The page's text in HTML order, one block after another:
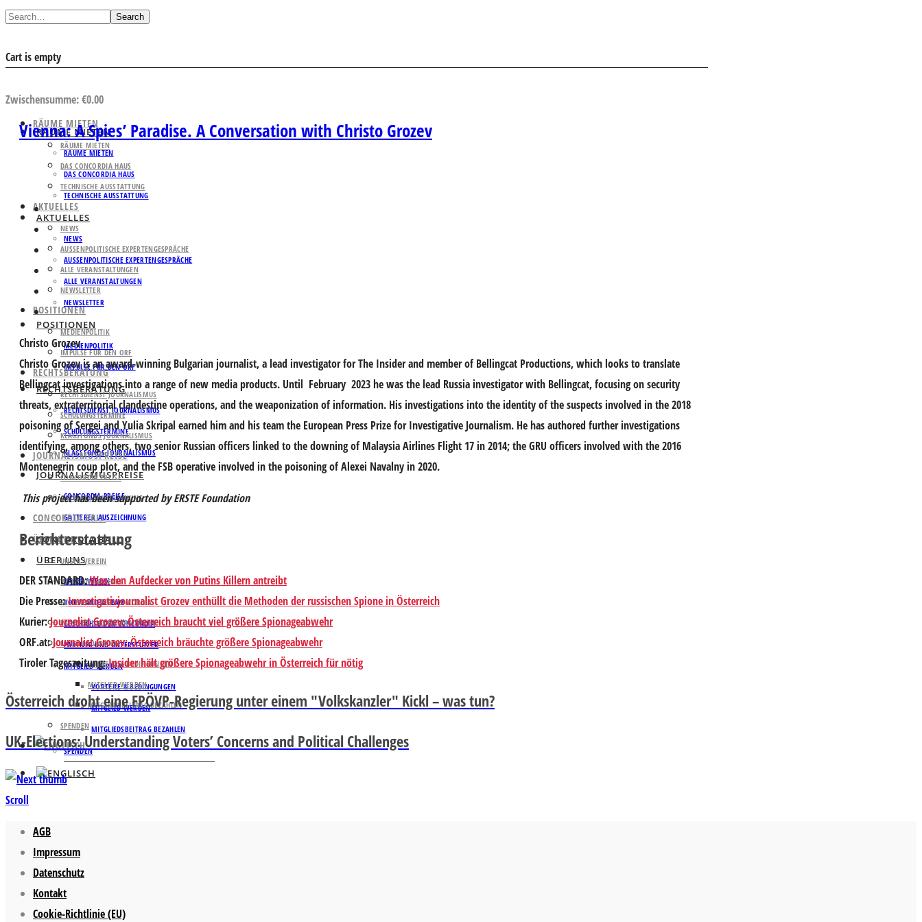
Search
Cart is empty
Zwischensumme:€0.00
RÄUME MIETEN
RÄUME MIETEN
DAS CONCORDIA HAUS
TECHNISCHE AUSSTATTUNG
AKTUELLES
NEWS
AUSSENPOLITISCHE EXPERTENGESPRÄCHE
ALLE VERANSTALTUNGEN
NEWSLETTER
POSITIONEN
MEDIENPOLITIK
IMPULSE FÜR DEN ORF
RECHTSBERATUNG
RECHTSDIENST JOURNALISMUS
SCHULUNGSTERMINE
KLAGSFONDS JOURNALISMUS
JOURNALISMUSPREISE
CONCORDIA PREISE
GATTERER AUSZEICHNUNG
CONCORDIA BALL
ÜBER UNS
UNSER VEREIN
VORSTAND & TEAM
GESCHICHTE DER CONCORDIA
PARTNER UND UNTERSTÜTZER
MITGLIED WERDEN
VORTEILE & BEDINGUNGEN
MITGLIED WERDEN
MITGLIEDSBEITRAG BEZAHLEN
SPENDEN
RÄUME MIETEN
RÄUME MIETEN
DAS CONCORDIA HAUS
TECHNISCHE AUSSTATTUNG
AKTUELLES
NEWS
AUSSENPOLITISCHE EXPERTENGESPRÄCHE
ALLE VERANSTALTUNGEN
NEWSLETTER
POSITIONEN
MEDIENPOLITIK
IMPULSE FÜR DEN ORF
RECHTSBERATUNG
RECHTSDIENST JOURNALISMUS
SCHULUNGSTERMINE
KLAGSFONDS JOURNALISMUS
JOURNALISMUSPREISE
CONCORDIA PREISE
GATTERER AUSZEICHNUNG
CONCORDIA BALL
ÜBER UNS
UNSER VEREIN
VORSTAND & TEAM
GESCHICHTE DER CONCORDIA
PARTNER UND UNTERSTÜTZER
MITGLIED WERDEN
VORTEILE & BEDINGUNGEN
MITGLIED WERDEN
MITGLIEDSBEITRAG BEZAHLEN
SPENDEN
Vienna: A Spies’ Paradise. A Conversation with Christo Grozev
Christo Grozev
Christo Grozev is an award-winning Bulgarian journalist, a lead investigator for The Insider and member of Bellingcat Productions, which looks to translate
Bellingcat investigations into a range of new media products. Until February 2023 he was the lead Russia investigator with Bellingcat, focusing on security
threats, extraterritorial clandestine operations, and the weaponization of information. His investigations into the identity of the suspects involved in the 2018
poisoning of Sergei and Yulia Skripal earned him and his team the European Press Prize for Investigative Journalism. He has authored further investigations
identifying, among others, two senior Russian officers linked to the downing of Malaysia Airlines Flight 17 in 2014; the GRU officers involved with the 2016
Montenegrin coup plot, and the FSB operative involved in the poisoning of Alexei Navalny in 2020.
This project has been supported by ERSTE Foundation
Berichterstattung
DER STANDARD:Was den Aufdecker von Putins Killern antreibt
Die Presse:Investigativjournalist Grozev enthüllt die Methoden der russischen Spione in Österreich
Kurier:Journalist Grozev: Österreich braucht viel größere Spionageabwehr
ORF.at:Journalist Grozev: Österreich bräuchte größere Spionageabwehr
Tiroler Tageszeitung:Insider hält größere Spionageabwehr in Österreich für nötig
Österreich droht eine FPÖVP-Regierung unter einem "Volkskanzler" Kickl – was tun?
UK-Elections: Understanding Voters’ Concerns and Political Challenges
Scroll
AGB
Impressum
Datenschutz
Kontakt
Cookie-Richtlinie (EU)